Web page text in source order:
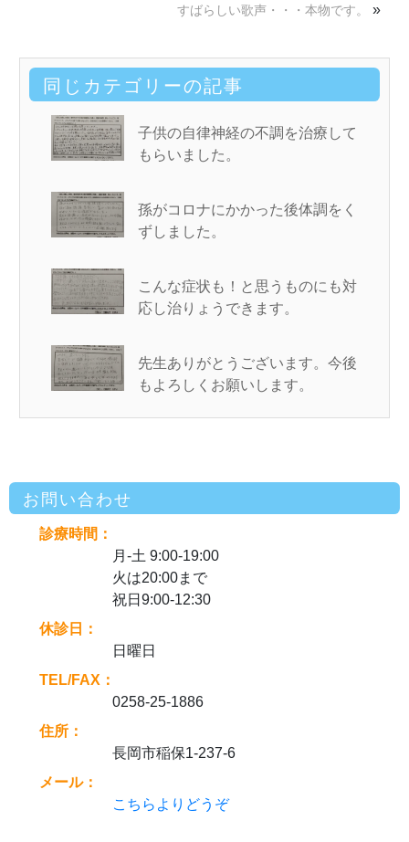
すばらしい歌声・・・本物です。
»
同じカテゴリーの記事
子供の自律神経の不調を治療して
もらいました。
孫がコロナにかかった後体調をく
ずしました。
こんな症状も！と思うものにも対
応し治りょうできます。
先生ありがとうございます。今後
もよろしくお願いします。
お問い合わせ
診療時間：
月-土 9:00-19:00
火は20:00まで
祝日9:00-12:30
休診日：
日曜日
TEL/FAX：
0258-25-1886
住所：
長岡市稲保1-237-6
メール：
こちらよりどうぞ